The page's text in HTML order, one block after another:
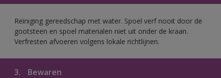
Reiniging gereedschap met water. Spoel verf nooit door de
gootsteen en spoel materialen niet uit onder de kraan.
Verfresten afvoeren volgens lokale richtlijnen.
3. Bewaren